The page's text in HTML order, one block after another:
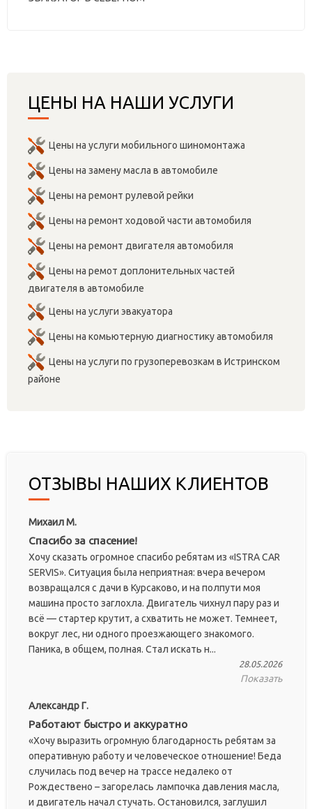
ЦЕНЫ НА НАШИ УСЛУГИ
Цены на услуги мобильного шиномонтажа
Цены на замену масла в автомобиле
Цены на ремонт рулевой рейки
Цены на ремонт ходовой части автомобиля
Цены на ремонт двигателя автомобиля
Цены на ремот доплонительных частей
двигателя в автомобиле
Цены на услуги эвакуатора
Цены на комьютерную диагностику автомобиля
Цены на услуги по грузоперевозкам в Истринском
районе
ОТЗЫВЫ НАШИХ КЛИЕНТОВ
Михаил М.
Спасибо за спасение!
Хочу сказать огромное спасибо ребятам из «ISTRA CAR
SERVIS». Ситуация была неприятная: вчера вечером
возвращался с дачи в Курсаково, и на полпути моя
машина просто заглохла. Двигатель чихнул пару раз и
всё — стартер крутит, а схватить не может. Темнеет,
вокруг лес, ни одного проезжающего знакомого.
Паника, в общем, полная. Стал искать н...
28.05.2026
Показать
Александр Г.
Работают быстро и аккуратно
«Хочу выразить огромную благодарность ребятам за
оперативную работу и человеческое отношение! Беда
случилась под вечер на трассе недалеко от
Рождествено – загорелась лампочка давления масла,
и двигатель начал стучать. Остановился, заглушил